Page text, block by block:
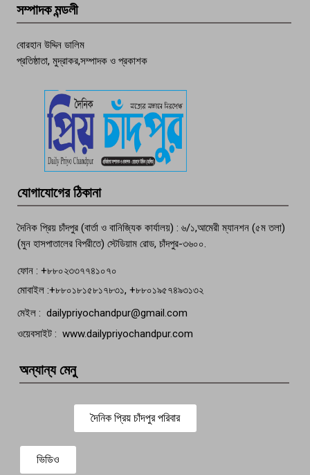
পচা দুর্গন্ধে ৯৯৯-এ ফোন, ফরিদগঞ্জে
তরুণের অর্ধগলিত লাশ উদ্ধার
সম্পাদক মন্ডলী
বোরহান উদ্দিন ডালিম
প্রতিষ্ঠাতা, মুদ্রাকর,সম্পাদক ও প্রকাশক
যোগাযোগের ঠিকানা
দৈনিক প্রিয় চাঁদপুর (বার্তা ও বানিজ্যিক কার্যালয়) : ৬/১,আমেরী ম্যানশন (৫ম তলা)
(মুন হাসপাতালের বিপরীতে) স্টেডিয়াম রোড, চাঁদপুর-৩৬০০.
ফোন : +৮৮০২৩৩৭৭৪১০৭০
মোবাইল :+৮৮০১৮১৫৮১৭৮৩১, +৮৮০১৯৫৭৪৯৩১৩২
মেইল : dailypriyochandpur@gmail.com
ওয়েবসাইট : www.dailypriyochandpur.com
অন্যান্য মেনু
দৈনিক প্রিয় চাঁদপুর পরিবার
ভিডিও